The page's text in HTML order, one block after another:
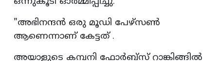
"അഭിനന്ദൻ ഒരു മൂഡി പേഴ്സൺ
ആണെന്നാണ് കേട്ടത് .
അയാളുടെ കമ്പനി ഫോർബ്സ് റാങ്കിങ്ങിൽ